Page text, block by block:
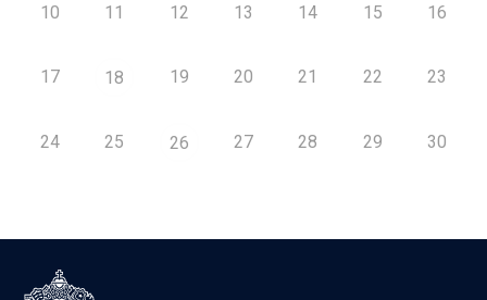
10 11 12 13 14 15 16
17 18 19 20 21 22 23
24 25 26 27 28 29 30